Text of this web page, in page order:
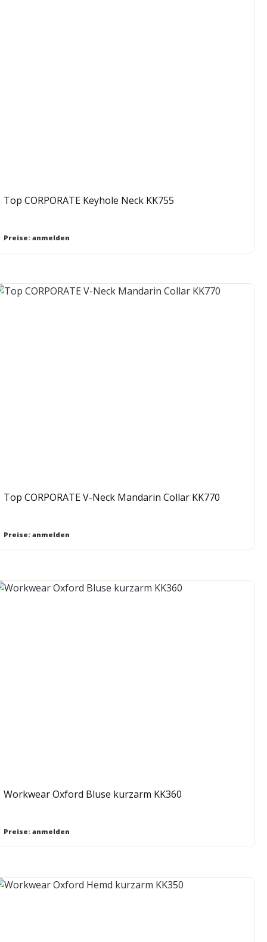
Top CORPORATE Keyhole Neck KK755
Preise: anmelden
Top CORPORATE V-Neck Mandarin Collar KK770
Preise: anmelden
Workwear Oxford Bluse kurzarm KK360
Preise: anmelden